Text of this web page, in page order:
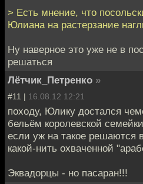
> Есть мнение, что
Юлиана на растерзание
Ну наверное это уже не в
решаться
Лётчик_Петренко »
#11 | 16.08.12 12:21
походу, Юлику достался
бельём королевской
если уж на такое решаются
какой-нить охваченной
Эквадорцы - но пасаран!!!